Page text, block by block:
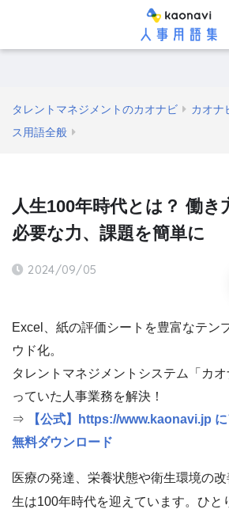
タレントマネジメントのカオナビ カオナ
ス用語全般
人生100年時代とは？ 働き
必要な力、課題を簡単に
2024/09/05
Excel、紙の評価シートを豊富なテン
ウド化。
タレントマネジメントシステム「カ
っていた人事業務を解決！
⇒
【公式】https://www.kaonavi.jp
無料ダウンロード
医療の発達、栄養状態や衛生環境の
生は100年時代を迎えています。ひと